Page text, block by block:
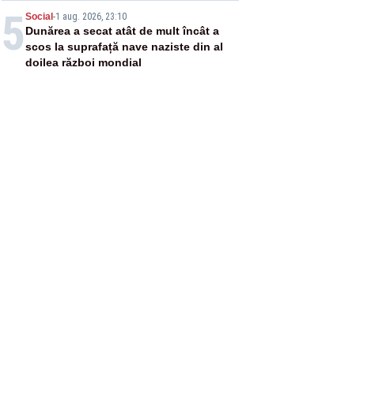
5 Social-1 aug. 2026, 23:10
Dunărea a secat atât de mult încât a
scos la suprafață nave naziste din al
doilea război mondial